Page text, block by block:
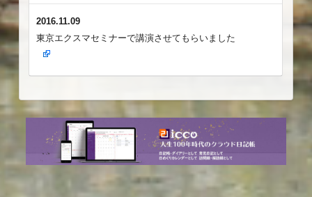
2016.11.09
東京エクスマセミナーで講演させてもらいました